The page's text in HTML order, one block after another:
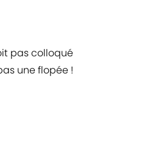
pas colloqué
une flopée !